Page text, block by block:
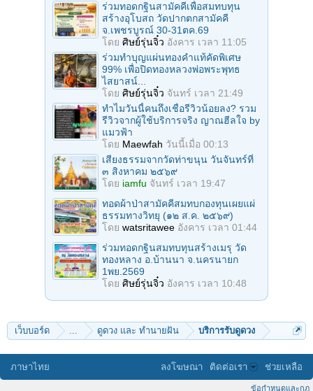
ร่วมทอดกฐินสามัคคีเพื่อสมทบทุน
สร้างอุโบสถ วัดปากตกสามัคคี
จ.เพชรบูรณ์ 30-31ตค.69
โดย ศิษย์รุ่นจิ๋ว อังคาร เวลา 11:05
ร่วมทําบุญแผ่นทองคำแท้คัดพิเศษ
99% เพื่อปิดทองหลวงพ่อพระพุทธ
ไสยาสน์...
โดย ศิษย์รุ่นจิ๋ว จันทร์ เวลา 21:49
ทำไมวันนี้คนถึงเชื่อรีวิวน้อยลง? รวม
รีวิวจากผู้ใช้บริการจริง ญาณฮีลใจ by
แมวฟ้า
โดย Maewfah วันนี้เมื่อ 00:13
เสียงธรรมจากวัดท่าขนุน วันจันทร์ที่
๓ สิงหาคม ๒๕๖๙
โดย iamfu จันทร์ เวลา 19:47
ทอดผ้าป่าสามัคคีสมทบกองทุนเผยแผ่
ธรรมทางวิทยุ (๑๒ ส.ค. ๒๕๖๙)
โดย watsritawee อังคาร เวลา 01:44
ร่วมทอดกฐินสมทบทุนสร้างเมรุ วัด
ทองหลาง อ.บ้านนา จ.นครนายก
1พย.2569
โดย ศิษย์รุ่นจิ๋ว อังคาร เวลา 10:48
เว็บบอร์ด ... ดูดวง และ ทำนายฝัน บริการรับดูดวง
ภาษาไทย ลงโฆษณา ติดต่อเรา ช่วยเหลือ
ข้อกำหนดและกฎ